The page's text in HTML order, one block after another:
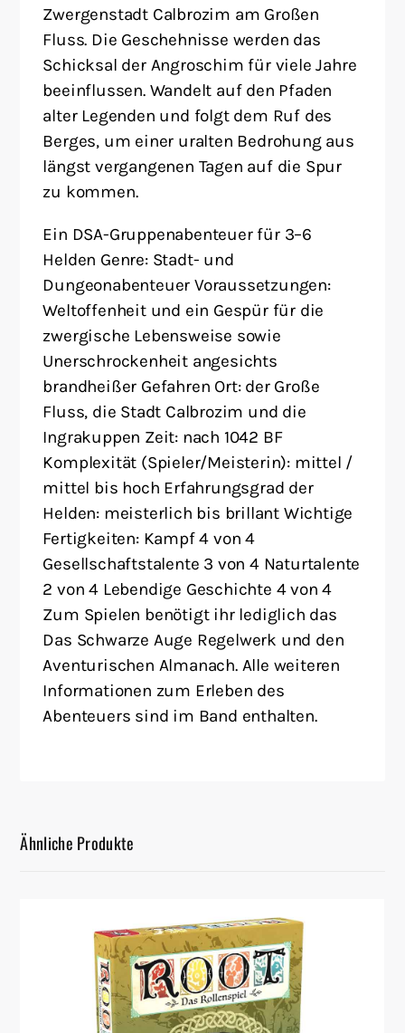
Zwergenstadt Calbrozim am Großen
Fluss. Die Geschehnisse werden das
Schicksal der Angroschim für viele Jahre
beeinflussen. Wandelt auf den Pfaden
alter Legenden und folgt dem Ruf des
Berges, um einer uralten Bedrohung aus
längst vergangenen Tagen auf die Spur
zu kommen.
Ein DSA-Gruppenabenteuer für 3–6
Helden Genre: Stadt- und
Dungeonabenteuer Voraussetzungen:
Weltoffenheit und ein Gespür für die
zwergische Lebensweise sowie
Unerschrockenheit angesichts
brandheißer Gefahren Ort: der Große
Fluss, die Stadt Calbrozim und die
Ingrakuppen Zeit: nach 1042 BF
Komplexität (Spieler/Meisterin): mittel /
mittel bis hoch Erfahrungsgrad der
Helden: meisterlich bis brillant Wichtige
Fertigkeiten: Kampf 4 von 4
Gesellschaftstalente 3 von 4 Naturtalente
2 von 4 Lebendige Geschichte 4 von 4
Zum Spielen benötigt ihr lediglich das
Das Schwarze Auge Regelwerk und den
Aventurischen Almanach. Alle weiteren
Informationen zum Erleben des
Abenteuers sind im Band enthalten.
Ähnliche Produkte